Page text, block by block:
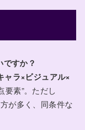
すか？
ャラ×ビジュアル×
要素”。ただし
が多く、同条件な